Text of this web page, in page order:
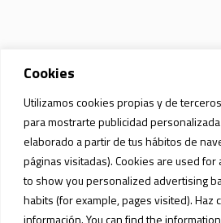
Cookies
Utilizamos cookies propias y de
para mostrarte publicidad
elaborado a partir de tus hábitos de
páginas visitadas). Cookies are used
to show you personalized advertising
habits (for example, pages visited). Haz
información. You can find the